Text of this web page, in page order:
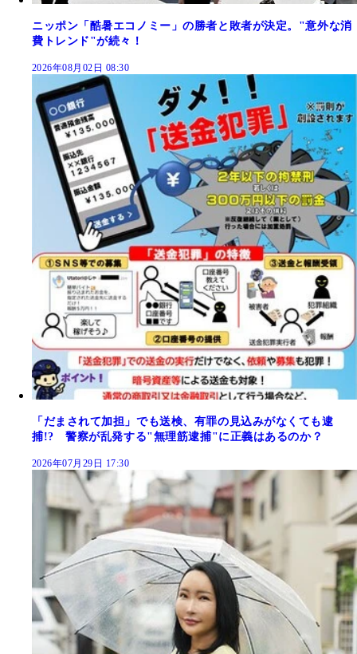
ニッポン「酷暑エコノミー」の勝者と敗者が決定。"意外な消
費トレンド"が続々！
2026年08月02日 08:30
「だまされて加担」でも送検、有罪の見込みがなくても逮
捕!? 警察が乱発する"無理筋逮捕"に正義はあるのか？
2026年07月29日 17:30